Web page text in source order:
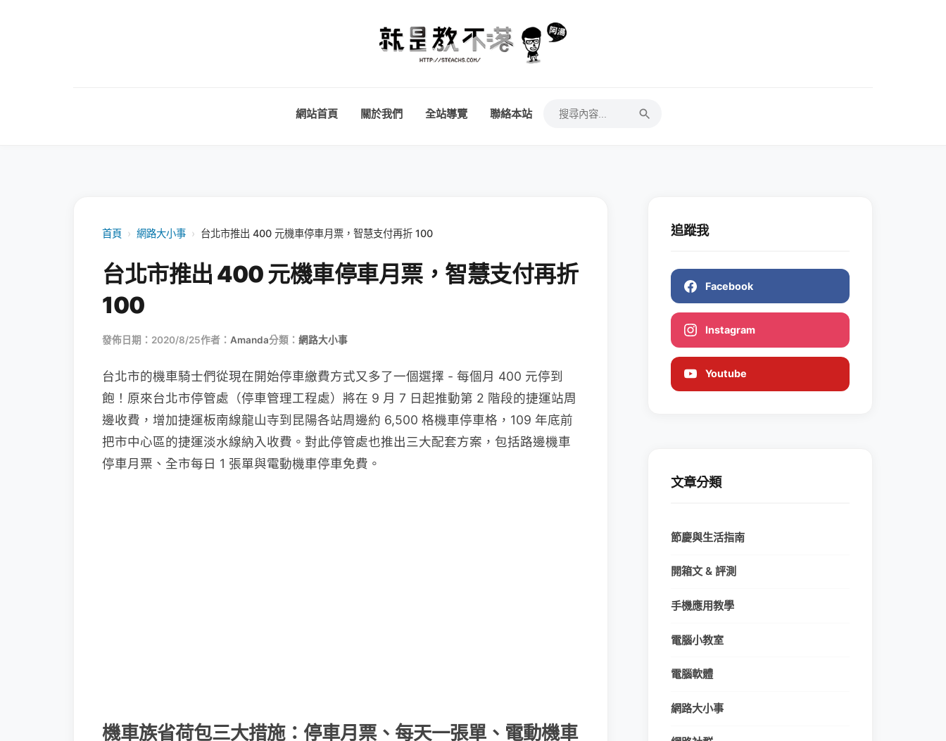
網站首頁 關於我們 全站導覽 聯絡本站
首頁 › 網路大小事 › 台北市推出 400 元機車停車月票，智慧支付再折 100
台北市推出 400 元機車停車月票，智慧支付再折
100
發佈日期：2020/8/25作者： Amanda分類： 網路大小事
台北市的機車騎士們從現在開始停車繳費方式又多了一個選擇 - 每個月 400 元停到
飽！原來台北市停管處（停車管理工程處）將在 9 月 7 日起推動第 2 階段的捷運站周
邊收費，增加捷運板南線龍山寺到昆陽各站周邊約 6,500 格機車停車格，109 年底前
把市中心區的捷運淡水線納入收費。對此停管處也推出三大配套方案，包括路邊機車
停車月票、全市每日 1 張單與電動機車停車免費。
機車族省荷包三大措施：停車月票、每天一張單、電動機車
追蹤我
Facebook
Instagram
Youtube
文章分類
節慶與生活指南
開箱文 & 評測
手機應用教學
電腦小教室
電腦軟體
網路大小事